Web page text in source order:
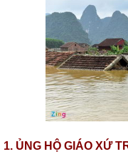
1. ỦNG HỘ GIÁO XỨ